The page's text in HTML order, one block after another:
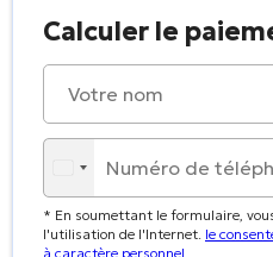
Calculer le
* En soumettant le formulaire,
l'utilisation de l'Internet. le
à caractère personnel